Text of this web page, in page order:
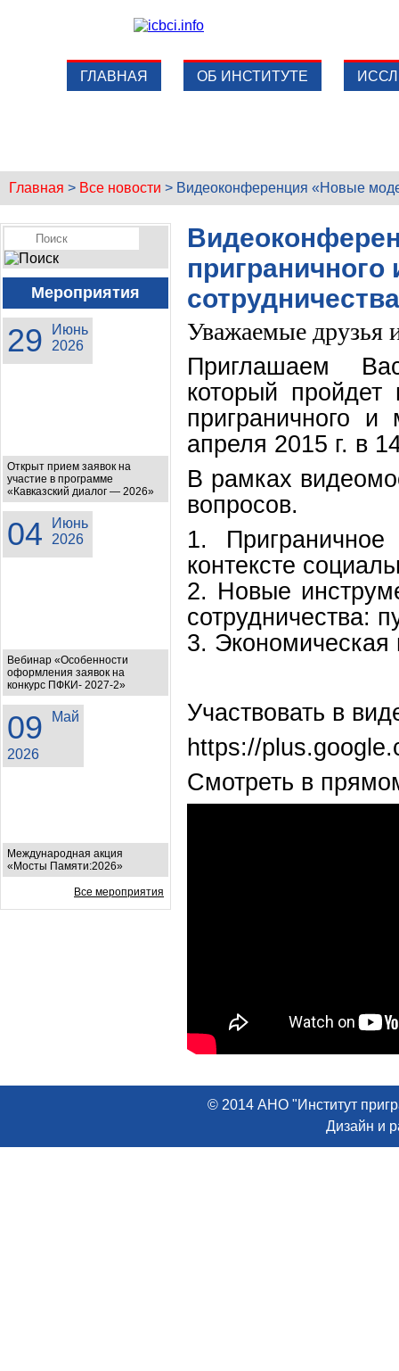
ГЛАВНАЯ ОБ ИНСТИТУТЕ
Главная > Все новости > Видеоконференция «Новые
Мероприятия
29
Июнь
2026
Открыт прием заявок на
участие в программе
«Кавказский диалог — 2026»
04
Июнь
2026
Вебинар «Особенности
оформления заявок на
конкурс ПФКИ- 2027-2»
09 Май
2026
Международная акция
«Мосты Памяти:2026»
Все мероприятия
Уважаемые друзья
Приглашаем
который
приграничного и
апреля 2015 г. в
В рамках
вопросов.
1.
контексте
2. Новые
сотрудничества:
3. Экономическая
Участвовать в
https://
Смотреть в
© 2014 АНО "Институт
Дизайн и